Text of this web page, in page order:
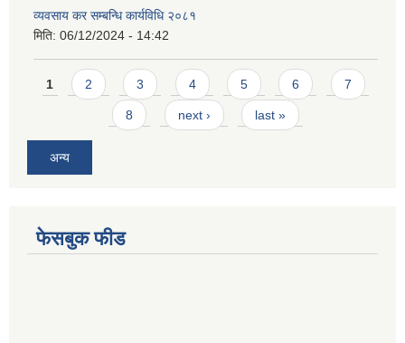
व्यवसाय कर सम्बन्धि कार्यविधि २०८१
मिति: 06/12/2024 - 14:42
Pages
1 2 3 4 5 6 7
8 next › last »
अन्य
फेसबुक फीड